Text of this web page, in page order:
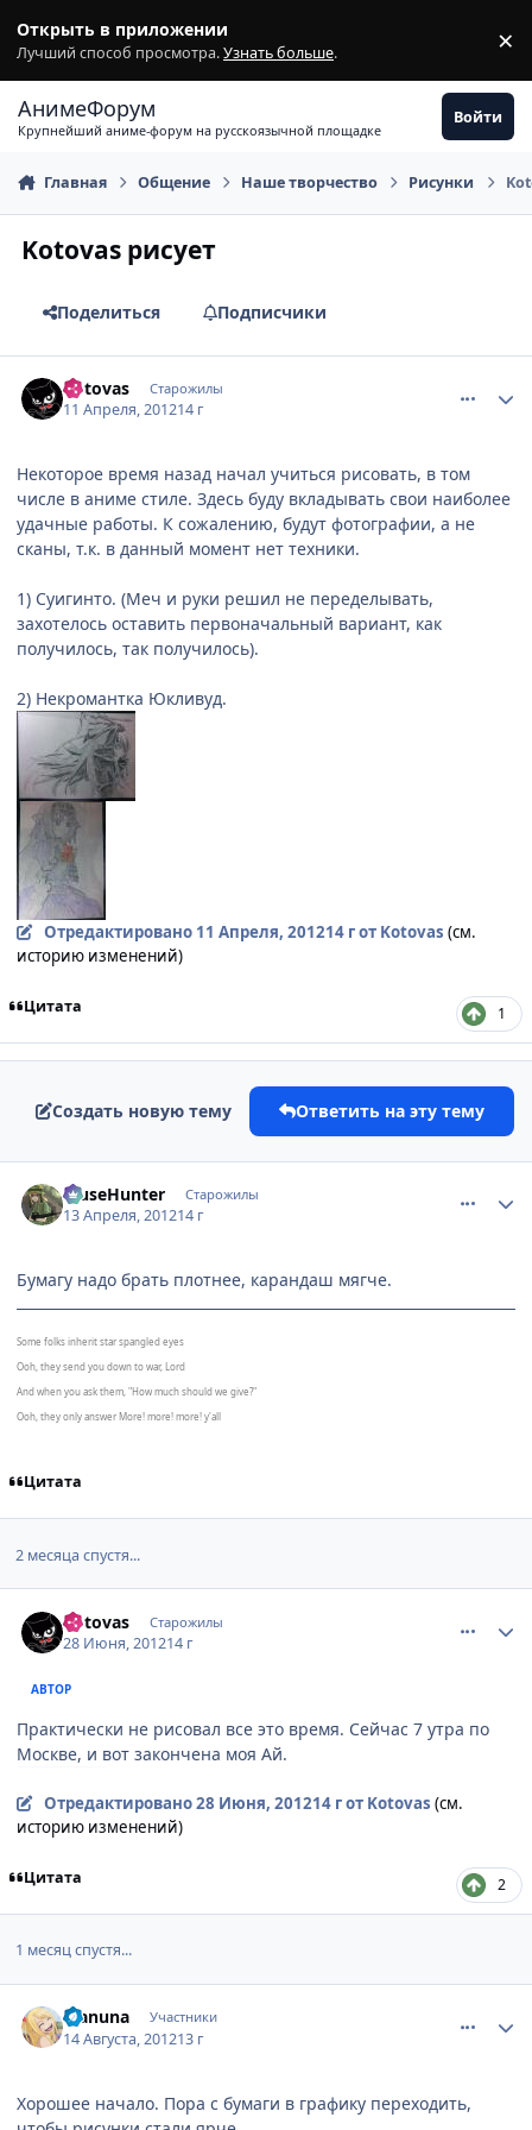
Открыть в приложении
Лучший способ просмотра.Узнать больше. ×
АнимеФорум
Крупнейший аниме-форум на русскоязычной площадке
Войти
Главная Общение Наше творчество Рисунки
Kotovas рисует
Поделиться Подписчики
Kotovas Старожилы
11 Апреля, 201214 г
Некоторое время назад начал учиться рисовать, в том
числе в аниме стиле. Здесь буду вкладывать свои наиболее
удачные работы. К сожалению, будут фотографии, а не
сканы, т.к. в данный момент нет техники.
1) Суигинто. (Меч и руки решил не переделывать,
захотелось оставить первоначальный вариант, как
получилось, так получилось).
2) Некромантка Юкливуд.
Отредактировано 11 Апреля, 201214 гот Kotovas (см.
историю изменений)
Цитата 1
Создать новую тему Ответить на эту тему
MuseHunter Старожилы
13 Апреля, 201214 г
Бумагу надо брать плотнее, карандаш мягче.
Some folks inherit star spangled eyes
Ooh, they send you down to war, Lord
And when you ask them, "How much should we give?"
Ooh, they only answer More! more! more! y'all
Цитата
2 месяца спустя...
Kotovas Старожилы
28 Июня, 201214 г
АВТОР
Практически не рисовал все это время. Сейчас 7 утра по
Москве, и вот закончена моя Ай.
Отредактировано28 Июня, 201214 гот Kotovas (см.
историю изменений)
Цитата 2
1 месяц спустя...
Manuna Участники
14 Августа, 201213 г
Хорошее начало. Пора с бумаги в графику переходить,